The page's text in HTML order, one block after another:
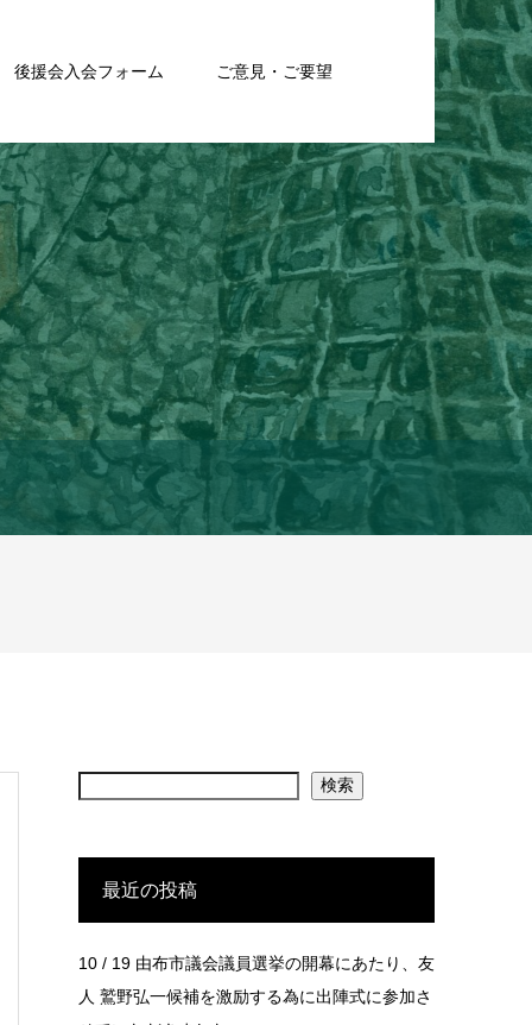
後援会入会フォーム ご意見・ご要望
検索
最近の投稿
10 / 19 由布市議会議員選挙の開幕にあたり、友
人 鷲野弘一候補を激励する為に出陣式に参加さ